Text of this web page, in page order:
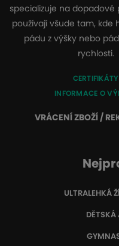
specializuje na dopadové
používají všude tam, kde
pádu z výšky nebo
rychlosti.
CERTIFIKÁTY
INFORMACE O
VRÁCENÍ ZBOŽÍ /
ULTRALEHKÁ